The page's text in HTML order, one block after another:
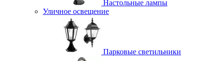
Настольные лампы
Уличное освещение
Парковые светильники